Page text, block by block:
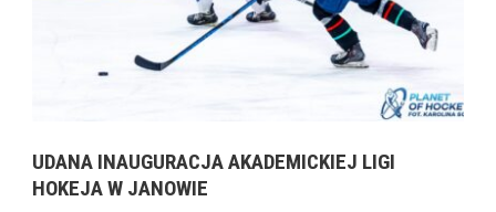
UDANA INAUGURACJA AKADEMICKIEJ LIGI
HOKEJA W JANOWIE